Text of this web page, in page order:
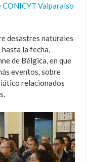
CONICYT Valparaíso
desastres naturales
la fecha,
de Bélgica, en que
eventos, sobre
relacionados